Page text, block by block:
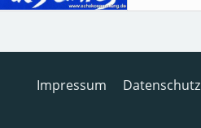
Impressum Datenschutz